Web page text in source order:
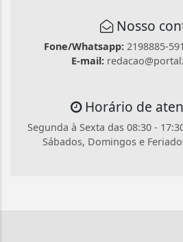
Nosso
Fone/Whatsapp: 2198885-
E-mail:
Horário de
Segunda à Sexta das 08:30 -
Sábados, Domingos e